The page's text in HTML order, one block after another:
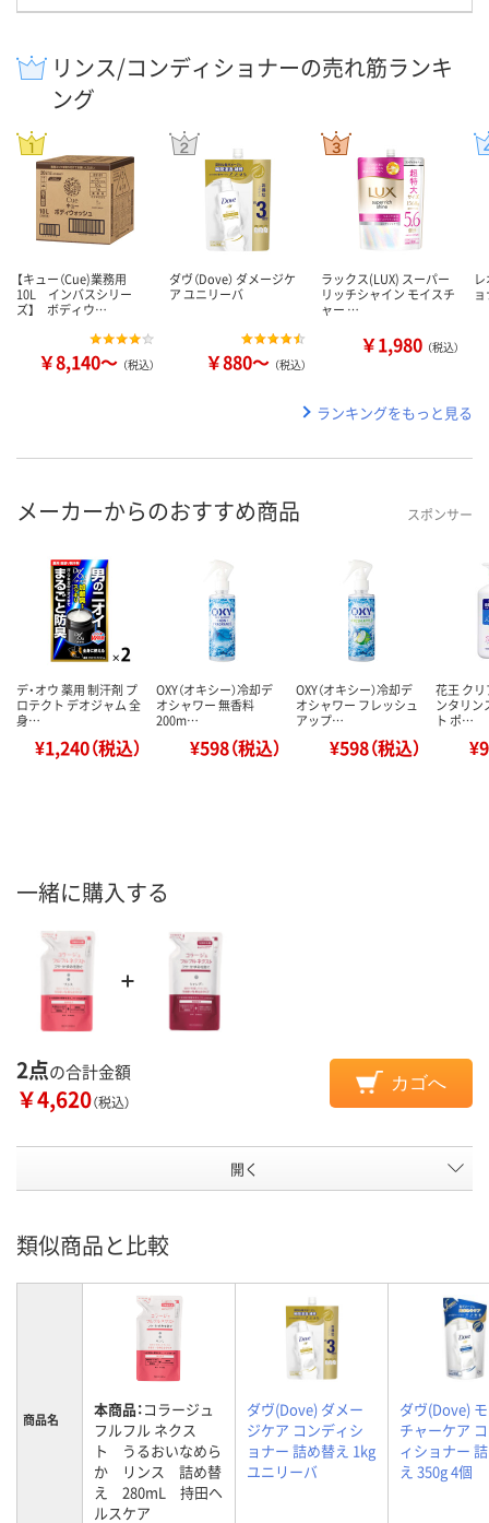
リンス/コンディショナーの売れ筋ランキ
ング
【キュー（Cue)業務用
10L インバスシリー
ズ】 ボディウ…
￥8,140～ （税込）
ダヴ（Dove） ダメージケ
ア ユニリーバ
￥880～ （税込）
ラックス(LUX) スーパー
リッチシャイン モイスチ
ャー …
￥1,980 （税込）
ランキングをもっと見る
メーカーからのおすすめ商品 スポンサー
デ・オウ 薬用 制汗剤 プ
ロテクト デオジャム 全
身…
¥1,240（税込）
OXY（オキシー）冷却デ
オシャワー 無香料
200m…
¥598（税込）
OXY（オキシー）冷却デ
オシャワー フレッシュ
アップ…
¥598（税込）
花王 ク
ンタリン
ト ポ…
一緒に購入する
2点の合計金額
￥4,620（税込）
カゴへ
開く
類似商品と比較
商品名 本商品：コラージュ
フルフル ネクス
ト うるおいなめら
か リンス 詰め替
え 280mL 持田ヘ
ルスケア
ダヴ(Dove) ダメー
ジケア コンディシ
ョナー 詰め替え 1kg
ユニリーバ
ダヴ(Dove)
チャーケア
ィショナー
え 350g 4個